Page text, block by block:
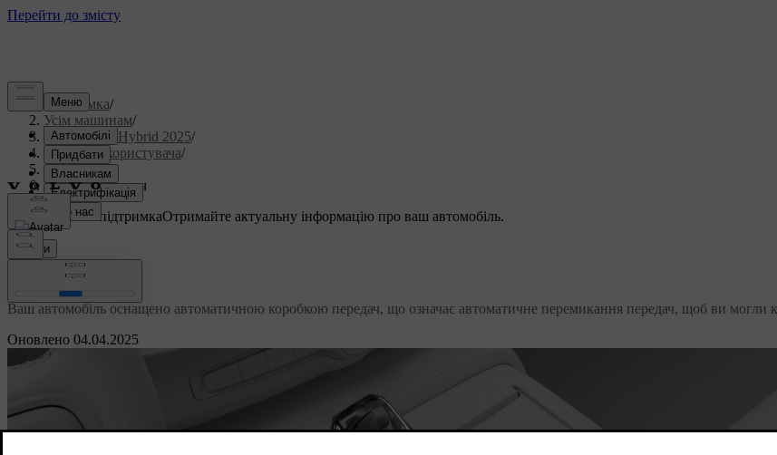
Підтримка/
Усім машинам/
V60 Plug-in Hybrid 2025/
Посібник користувача/
Водіння/
Коробка передач
Індивідуальна підтримкаОтримайте актуальну інформацію про ваш автомобіль.
Ввійти
Оновлено 04.04.2025
Коробка передач
Ваш автомобіль оснащено автоматичною коробкою передач, що означає автоматичне перемикання передач, щоб ви могли